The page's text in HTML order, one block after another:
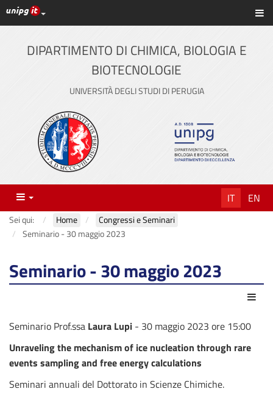
Vai
al
contenuto
principale
Link ai principali servizi web di Ateneo
DIPARTIMENTO DI CHIMICA, BIOLOGIA E
BIOTECNOLOGIE
UNIVERSITÀ DEGLI STUDI DI PERUGIA
Menu IT EN
Sei qui: Home
Congressi e Seminari
Seminario - 30 maggio 2023
Seminario - 30 maggio 2023
Seminario Prof.ssa Laura Lupi - 30 maggio 2023 ore 15:00
Unraveling the mechanism of ice nucleation through rare
events sampling and free energy calculations
Seminari annuali del Dottorato in Scienze Chimiche.